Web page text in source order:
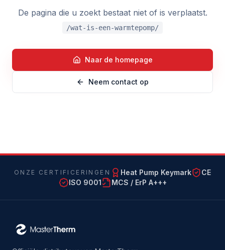
De pagina die u zoekt bestaat niet of is verplaatst.
/wat-is-een-warmtepomp/
Naar de homepage
Neem contact op
ONZE CERTIFICERINGEN Heat Pump Keymark
CE
ISO 9001
MCS / ErP A+++